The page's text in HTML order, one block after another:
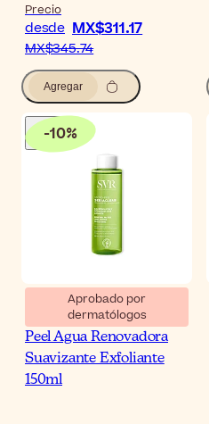
Precio
desde MX$311.17
MX$345.74
Agregar
-10%
Aprobado por
dermatólogos
SVR Sebiaclear Micro-
Peel Agua Renovadora
Suavizante Exfoliante
150ml